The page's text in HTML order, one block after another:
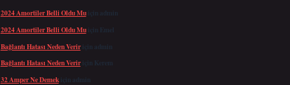
2024 Amortiler Belli Oldu Muiçin admin
2024 Amortiler Belli Oldu Muiçin Emel
Bağlantı Hatası Neden Veririçin admin
Bağlantı Hatası Neden Veririçin Kerem
32 Amper Ne Demekiçin admin